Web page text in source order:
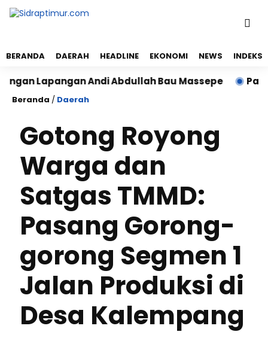
BERANDA DAERAH HEADLINE EKONOMI NEWS INDEKS
Lapangan Andi Abdullah Bau Massepe Panen
Beranda / Daerah
Gotong Royong
Warga dan
Satgas TMMD:
Pasang Gorong-
gorong Segmen 1
Jalan Produksi di
Desa Kalempang